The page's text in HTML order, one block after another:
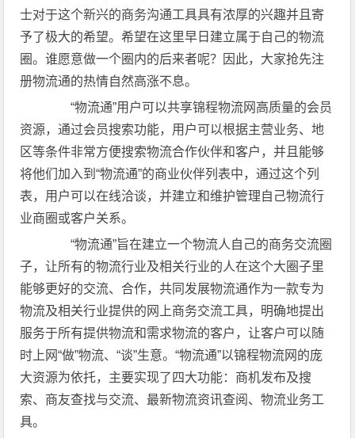
士对于这个新兴的商务沟通工具具有浓厚的兴趣并且寄
予了极大的希望。希望在这里早日建立属于自己的物流
圈。谁愿意做一个圈内的后来者呢？因此，大家抢先注
册物流通的热情自然高涨不息。
“物流通”用户可以共享锦程物流网高质量的会员
资源，通过会员搜索功能，用户可以根据主营业务、地
区等条件非常方便搜索物流合作伙伴和客户，并且能够
将他们加入到“物流通”的商业伙伴列表中，通过这个列
表，用户可以在线洽谈，并建立和维护管理自己物流行
业商圈或客户关系。
“物流通”旨在建立一个物流人自己的商务交流圈
子，让所有的物流行业及相关行业的人在这个大圈子里
能够更好的交流、合作，共同发展物流通作为一款专为
物流及相关行业提供的网上商务交流工具，明确地提出
服务于所有提供物流和需求物流的客户，让客户可以随
时上网“做”物流、“谈”生意。“物流通”以锦程物流网的庞
大资源为依托，主要实现了四大功能：商机发布及搜
索、商友查找与交流、最新物流资讯查阅、物流业务工
具。